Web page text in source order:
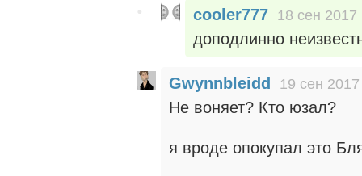
cooler777 18 сен 2017
доподлинно
Gwynnbleidd 19 сен
Не воняет? Кто юзал?
я вроде опокупал это